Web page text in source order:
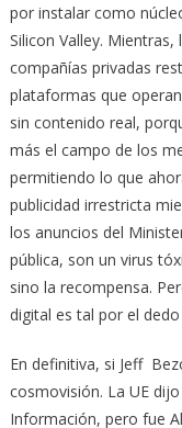
por instalar como
Silicon Valley.
compañías privadas
plataformas que
sin contenido real,
más el campo de los
permitiendo lo que
publicidad irrestricta
los anuncios del
pública, son un virus
sino la recompensa.
digital es tal por el
En definitiva, si Jeff
cosmovisión. La UE
Información, pero fue